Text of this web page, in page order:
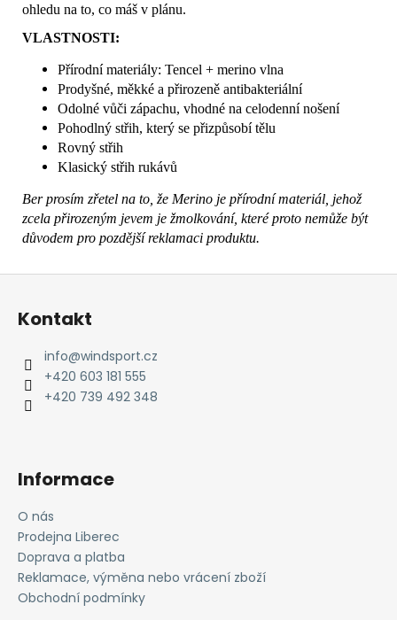
ohledu na to, co máš v plánu.
VLASTNOSTI:
Přírodní materiály: Tencel + merino vlna
Prodyšné, měkké a přirozeně antibakteriální
Odolné vůči zápachu, vhodné na celodenní nošení
Pohodlný střih, který se přizpůsobí tělu
Rovný střih
Klasický střih rukávů
Ber prosím zřetel na to, že Merino je přírodní materiál, jehož
zcela přirozeným jevem je žmolkování, které proto nemůže být
důvodem pro pozdější reklamaci produktu.
Z
Kontakt
info@windsport.cz
+420 603 181 555
+420 739 492 348
Informace
O nás
Prodejna Liberec
Doprava a platba
Reklamace, výměna nebo vrácení zboží
Obchodní podmínky